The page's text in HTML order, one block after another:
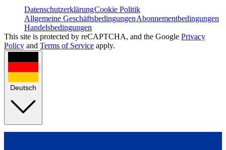
DatenschutzerklärungCookie Politik
Allgemeine GeschäftsbedingungenAbonnementbedingungen
Handelsbedingungen
This site is protected by reCAPTCHA, and the Google Privacy
Policy and Terms of Service apply.
Deutsch